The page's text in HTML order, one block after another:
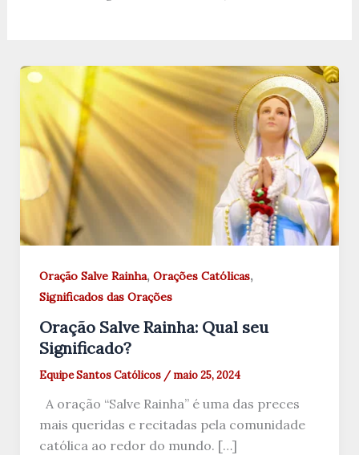
Oração Salve Rainha, Orações Católicas,
Significados das Orações
Oração Salve Rainha: Qual seu
Significado?
Equipe Santos Católicos / maio 25, 2024
A oração “Salve Rainha” é uma das preces
mais queridas e recitadas pela comunidade
católica ao redor do mundo. […]